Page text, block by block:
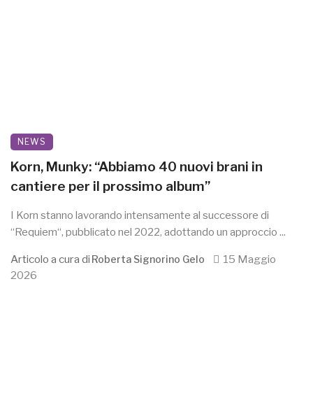
NEWS
Korn, Munky: “Abbiamo 40 nuovi brani in
cantiere per il prossimo album”
I Korn stanno lavorando intensamente al successore di
“Requiem“, pubblicato nel 2022, adottando un approccio ...
Articolo a cura di Roberta Signorino Gelo
15 Maggio
2026